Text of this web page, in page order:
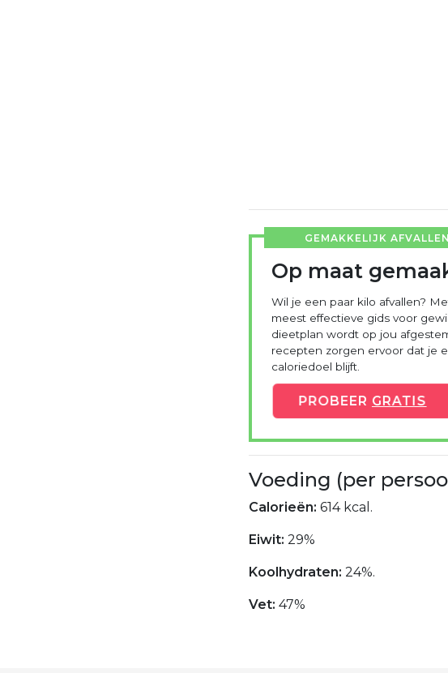
GEMAKKELIJK AFVALLEN
Op maat
Wil je een paar kilo afvallen?
meest effectieve gids voor
dieetplan wordt op jou
recepten zorgen ervoor dat je
caloriedoel blijft.
PROBEER GRATIS
Voeding (per
Calorieën: 614 kcal.
Eiwit: 29%
Koolhydraten: 24%.
Vet: 47%